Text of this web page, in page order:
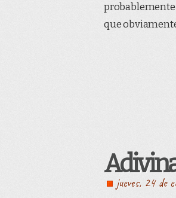
probablemente
que
jueves, 24 de